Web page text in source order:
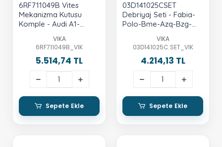
6RF711049B Vites
Mekanizma Kutusu
Komple - Audi A1-
Polo-Roomster
VIKA
6RF711049B_VIK
5.514,74 TL
Sepete Ekle
03D141025CSET
Debriyaj Seti - Fabia-
Polo-Bme-Azq-Bzg-
VIKA
03D141025C SET_VIK
4.214,13 TL
Sepete Ekle